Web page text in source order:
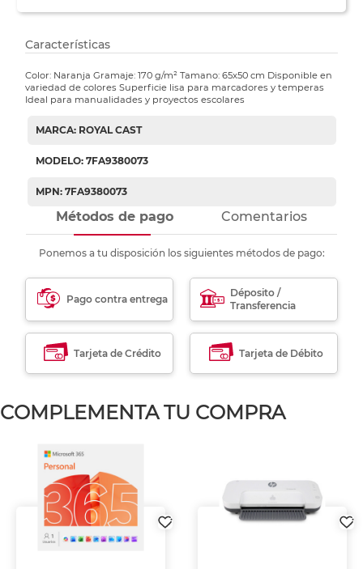
Características
Color: Naranja Gramaje: 170 g/m² Tamano: 65x50 cm Disponible en
variedad de colores Superficie lisa para marcadores y temperas
Ideal para manualidades y proyectos escolares
MARCA: ROYAL CAST
MODELO: 7FA9380073
MPN: 7FA9380073
Métodos de pago Comentarios
Ponemos a tu disposición los siguientes métodos de pago:
Pago contra entrega
Déposito /
Transferencia
Tarjeta de Crédito Tarjeta de Débito
COMPLEMENTA TU COMPRA